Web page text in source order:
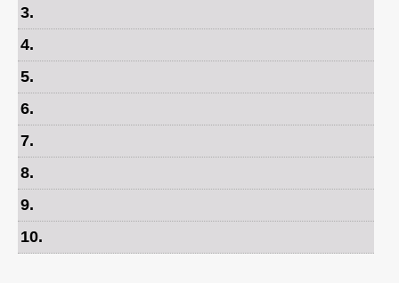
3.
4.
5.
6.
7.
8.
9.
10.